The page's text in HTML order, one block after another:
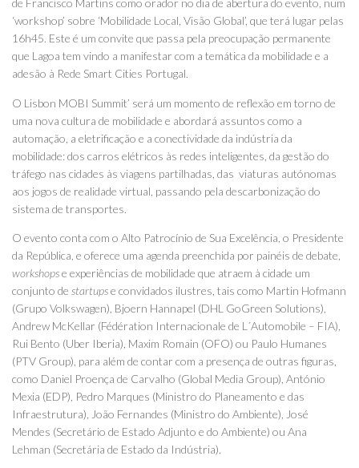
de Francisco Martins como orador no dia de abertura do evento, num
‘workshop’ sobre ‘Mobilidade Local, Visão Global’, que terá lugar pelas
16h45. Este é um convite que passa pela preocupação permanente
que Lagoa tem vindo a manifestar com a temática da mobilidade e a
adesão à Rede Smart Cities Portugal.
O Lisbon MOBI Summit’ será um momento de reflexão em torno de
uma nova cultura de mobilidade e abordará assuntos como a
automação, a eletrificação e a conectividade da indústria da
mobilidade: dos carros elétricos às redes inteligentes, da gestão do
tráfego nas cidades às viagens partilhadas, das viaturas autónomas
aos jogos de realidade virtual, passando pela descarbonização do
sistema de transportes.
O evento conta com o Alto Patrocínio de Sua Excelência, o Presidente
da República, e oferece uma agenda preenchida por painéis de debate,
workshopse experiências de mobilidade que atraem à cidade um
conjunto de startupse convidados ilustres, tais como Martin Hofmann
(Grupo Volkswagen), Bjoern Hannapel (DHL GoGreen Solutions),
Andrew McKellar (Fédération Internacionale de L´Automobile – FIA),
Rui Bento (Uber Iberia), Maxim Romain (OFO) ou Paulo Humanes
(PTV Group), para além de contar com a presença de outras figuras,
como Daniel Proença de Carvalho (Global Media Group), António
Mexia (EDP), Pedro Marques (Ministro do Planeamento e das
Infraestrutura), João Fernandes (Ministro do Ambiente), José
Mendes (Secretário de Estado Adjunto e do Ambiente) ou Ana
Lehman (Secretária de Estado da Indústria).